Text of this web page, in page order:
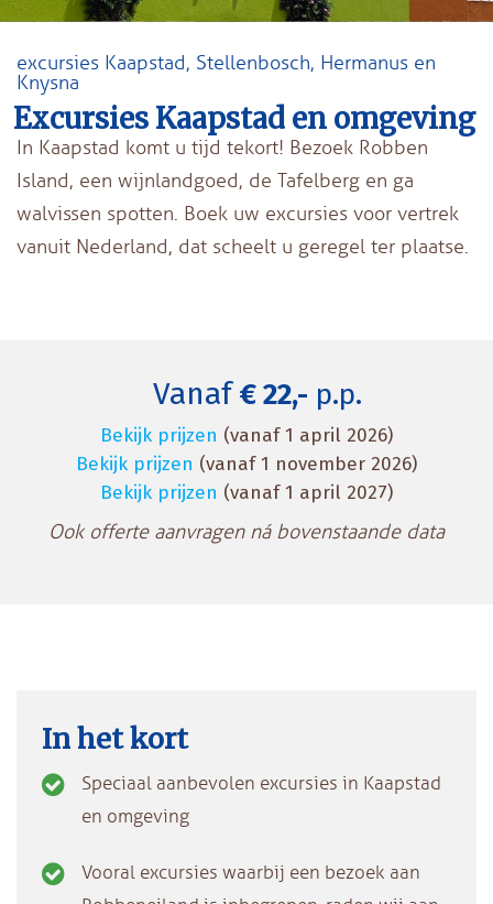
excursies Kaapstad, Stellenbosch, Hermanus en
Knysna
Excursies Kaapstad en omgeving
In Kaapstad komt u tijd tekort! Bezoek Robben
Island, een wijnlandgoed, de Tafelberg en ga
walvissen spotten. Boek uw excursies voor vertrek
vanuit Nederland, dat scheelt u geregel ter plaatse.
Vanaf€ 22,- p.p.
Bekijk prijzen (vanaf 1 april 2026)
Bekijk prijzen (vanaf 1 november 2026)
Bekijk prijzen (vanaf 1 april 2027)
Ook offerte aanvragen ná bovenstaande data
In het kort
Speciaal aanbevolen excursies in Kaapstad
en omgeving
Vooral excursies waarbij een bezoek aan